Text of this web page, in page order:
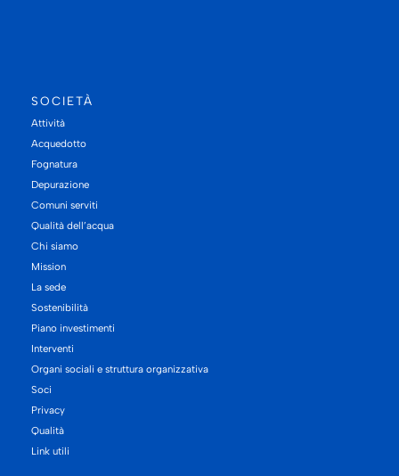
SOCIETÀ
Attività
Acquedotto
Fognatura
Depurazione
Comuni serviti
Qualità dell’acqua
Chi siamo
Mission
La sede
Sostenibilità
Piano investimenti
Interventi
Organi sociali e struttura organizzativa
Soci
Privacy
Qualità
Link utili